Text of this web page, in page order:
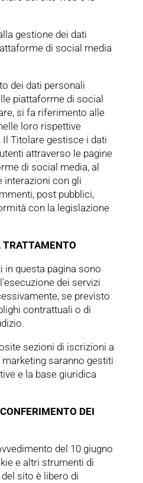
gestione dei dati
di social media
dei dati personali
piattaforme di social
si fa riferimento alle
loro rispettive
Titolare gestisce i dati
attraverso le pagine
di social media, al
interazioni con gli
post pubblici,
con la legislazione
TRATTAMENTO
in questa pagina sono
dei servizi
se previsto
contrattuali o di
sezioni di iscrizioni a
saranno gestiti
e la base giuridica
DEI
del 10 giugno
e altri strumenti di
del sito è libero di